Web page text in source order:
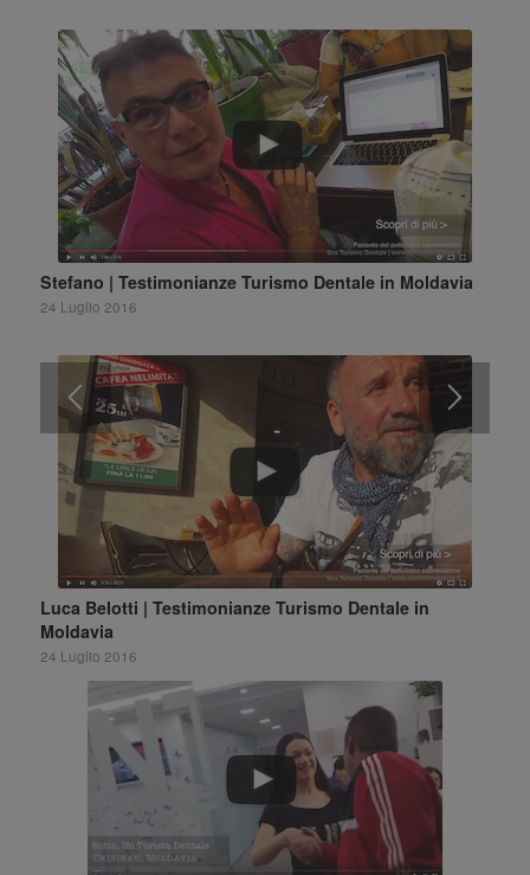
Stefano | Testimonianze Turismo Dentale in Moldavia
24 Luglio 2016
Luca Belotti | Testimonianze Turismo Dentale in
Moldavia
24 Luglio 2016